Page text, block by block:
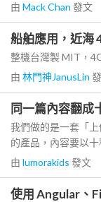
由 Mack Chan 發文
船舶應用，近海
整機台灣製 MIT，
由 林門神JanusLin
同一篇內容翻成
我們做的是一套「上
的產品，內容要以十
由 lumorakids 發文
使用 Angular、